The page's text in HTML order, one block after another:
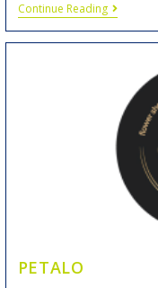
Continue Reading
PETALO